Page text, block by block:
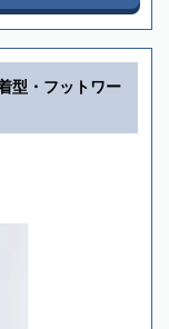
型・フットワー